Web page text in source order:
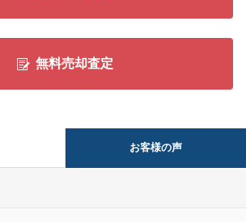
無料売却査定
お客様の声